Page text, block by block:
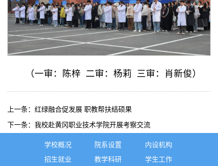
（一审：陈梓 二审：杨莉 三审：肖新俊）
上一条： 红绿融合促发展 职教帮扶结硕果
下一条： 我校赴黄冈职业技术学院开展考察交流
学校概况 院系设置
内设机构
招生就业
教学科研 学生工作